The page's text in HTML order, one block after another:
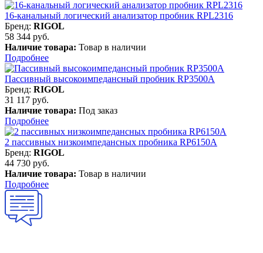
16-канальный логический анализатор пробник RPL2316
Бренд: RIGOL
58 344 руб.
Наличие товара: Товар в наличии
Подробнее
Пассивный высокоимпедансный пробник RP3500A
Бренд: RIGOL
31 117 руб.
Наличие товара: Под заказ
Подробнее
2 пассивных низкоимпедансных пробника RP6150A
Бренд: RIGOL
44 730 руб.
Наличие товара: Товар в наличии
Подробнее